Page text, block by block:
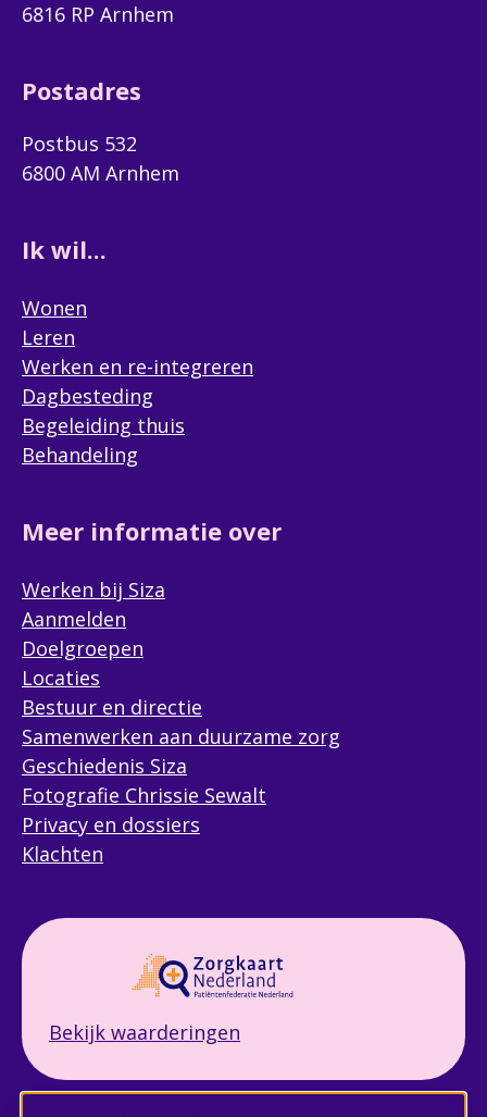
6816 RP Arnhem
Postadres
Postbus 532
6800 AM Arnhem
Ik wil...
Wonen
Leren
Werken en re-integreren
Dagbesteding
Begeleiding thuis
Behandeling
Meer informatie over
Werken bij Siza
Aanmelden
Doelgroepen
Locaties
Bestuur en directie
Samenwerken aan duurzame zorg
Geschiedenis Siza
Fotografie Chrissie Sewalt
Privacy en dossiers
Klachten
Bekijk waarderingen